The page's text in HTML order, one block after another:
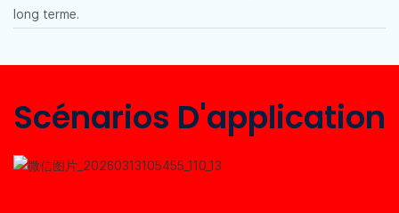
long terme.
Scénarios D'application